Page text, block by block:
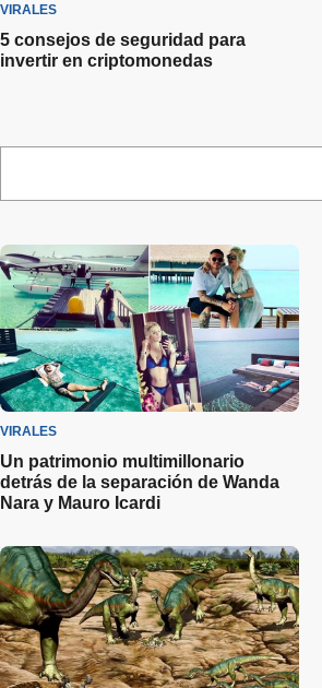
VIRALES
5 consejos de seguridad para
invertir en criptomonedas
VIRALES
Un patrimonio multimillonario
detrás de la separación de Wanda
Nara y Mauro Icardi